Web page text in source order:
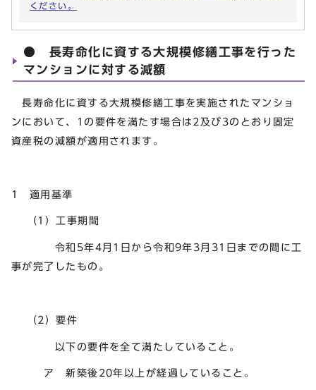
ください。
● 長寿命化に資する大規模修繕工事を行った
マンションに対する減額
長寿命化に資する大規模修繕工事を実施されたマンショ
ンにおいて、1の要件を満たす場合は2及び3のとおり固定
資産税の減額が適用されます。
1 適用基準
（1）工事期間
令和5年4月1日から令和9年3月31日までの間に工
事が完了したもの。
（2）要件
以下の要件を全て満たしていること。
ア 新築後20年以上が経過していること。